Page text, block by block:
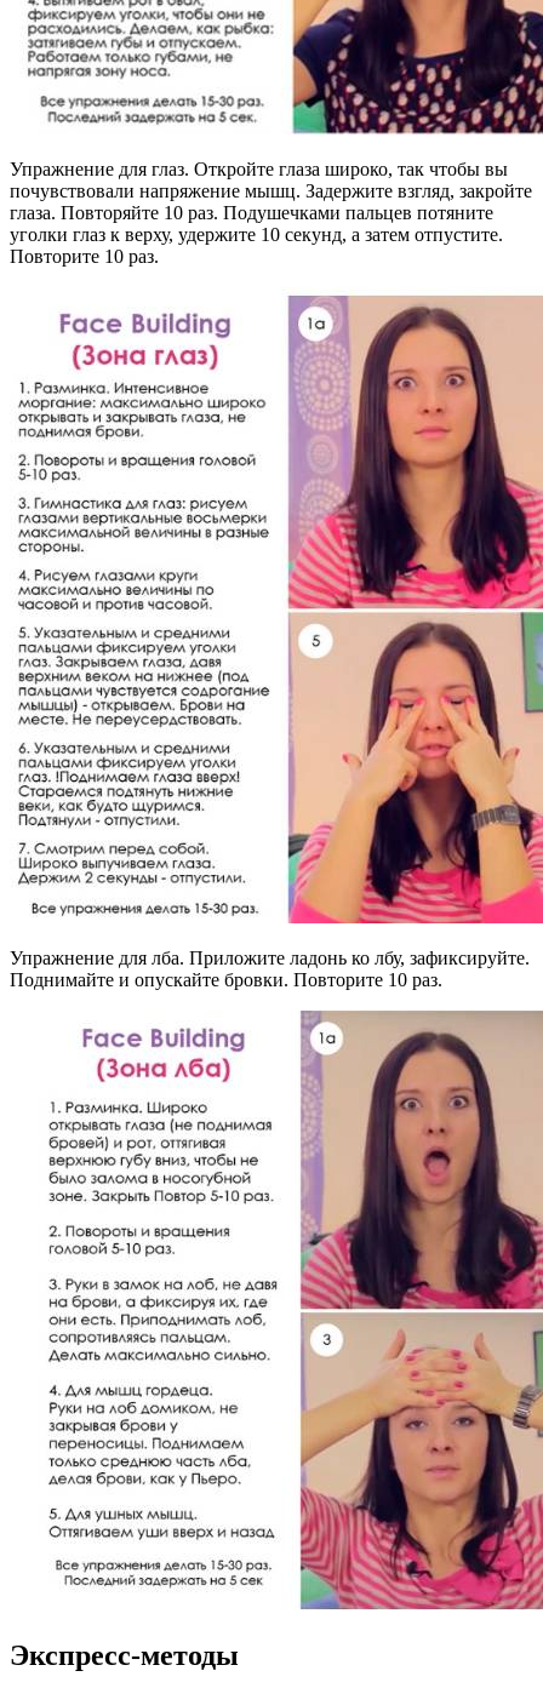
Упражнение для глаз. Откройте глаза широко, так чтобы вы
почувствовали напряжение мышц. Задержите взгляд, закройте
глаза. Повторяйте 10 раз. Подушечками пальцев потяните
уголки глаз к верху, удержите 10 секунд, а затем отпустите.
Повторите 10 раз.
Упражнение для лба. Приложите ладонь ко лбу, зафиксируйте.
Поднимайте и опускайте бровки. Повторите 10 раз.
Экспресс-методы